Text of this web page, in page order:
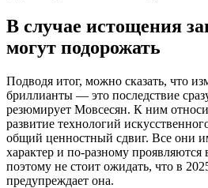
В случае истощения
могут подорожать
Подводя итог, можно сказать, что
бриллианты — это последствие
резюмирует Мовсесян. К ним
развитие технологий
общий ценностный сдвиг. Все они
характер и по-разному проявляются
поэтому не стоит ожидать, что в
предупреждает она.